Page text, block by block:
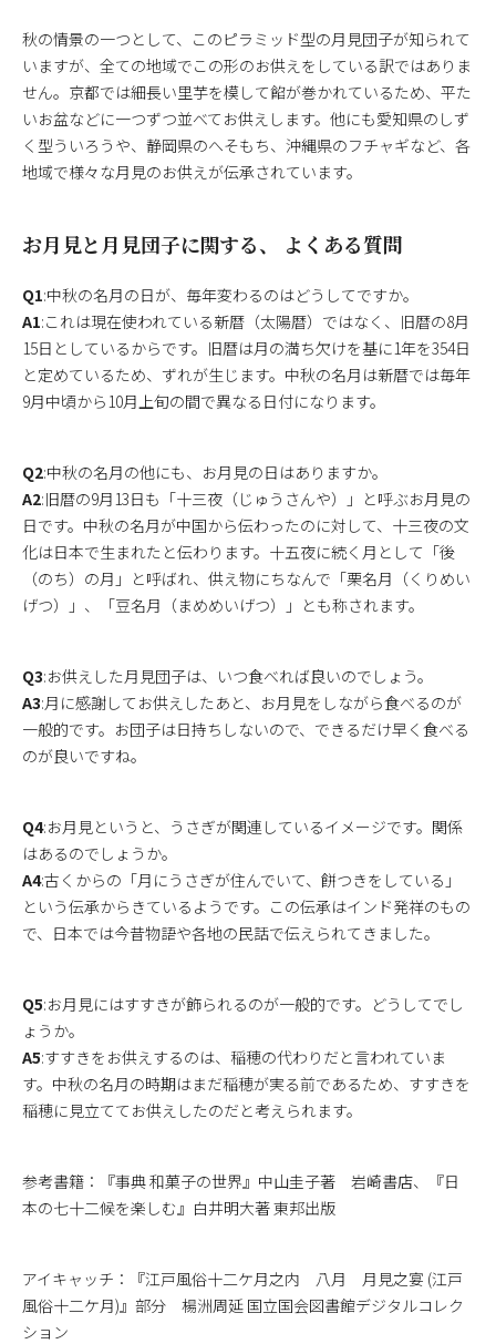
秋の情景の一つとして、このピラミッド型の月見団子が知られて
いますが、全ての地域でこの形のお供えをしている訳ではありま
せん。京都では細長い里芋を模して餡が巻かれているため、平た
いお盆などに一つずつ並べてお供えします。他にも愛知県のしず
く型ういろうや、静岡県のへそもち、沖縄県のフチャギなど、各
地域で様々な月見のお供えが伝承されています。
お月見と月見団子に関する、 よくある質問
Q1:中秋の名月の日が、毎年変わるのはどうしてですか。
A1:これは現在使われている新暦（太陽暦）ではなく、旧暦の8月
15日としているからです。旧暦は月の満ち欠けを基に1年を354日
と定めているため、ずれが生じます。中秋の名月は新暦では毎年
9月中頃から10月上旬の間で異なる日付になります。
Q2:中秋の名月の他にも、お月見の日はありますか。
A2:旧暦の9月13日も「十三夜（じゅうさんや）」と呼ぶお月見の
日です。中秋の名月が中国から伝わったのに対して、十三夜の文
化は日本で生まれたと伝わります。十五夜に続く月として「後
（のち）の月」と呼ばれ、供え物にちなんで「栗名月（くりめい
げつ）」、「豆名月（まめめいげつ）」とも称されます。
Q3:お供えした月見団子は、いつ食べれば良いのでしょう。
A3:月に感謝してお供えしたあと、お月見をしながら食べるのが
一般的です。お団子は日持ちしないので、できるだけ早く食べる
のが良いですね。
Q4:お月見というと、うさぎが関連しているイメージです。関係
はあるのでしょうか。
A4:古くからの「月にうさぎが住んでいて、餅つきをしている」
という伝承からきているようです。この伝承はインド発祥のもの
で、日本では今昔物語や各地の民話で伝えられてきました。
Q5:お月見にはすすきが飾られるのが一般的です。どうしてでし
ょうか。
A5:すすきをお供えするのは、稲穂の代わりだと言われていま
す。中秋の名月の時期はまだ稲穂が実る前であるため、すすきを
稲穂に見立ててお供えしたのだと考えられます。
参考書籍：『事典 和菓子の世界』中山圭子著 岩崎書店、『日
本の七十二候を楽しむ』白井明大著 東邦出版
アイキャッチ：『江戸風俗十二ケ月之内 八月 月見之宴 (江戸
風俗十二ケ月)』部分 楊洲周延 国立国会図書館デジタルコレク
ション